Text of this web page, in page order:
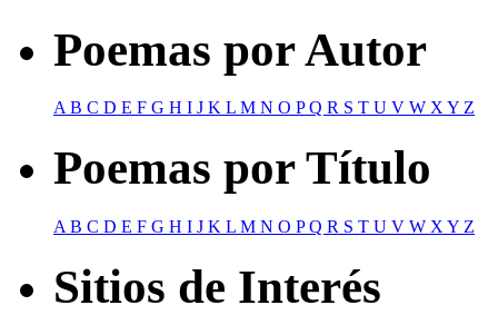
Poemas por Autor
AB C D E F G H I J K L M N O PQ R S T U V W XY Z
Poemas por Título
A B C D E F G H I J K L M N O PQ R S T U V W X Y Z
Sitios de Interés